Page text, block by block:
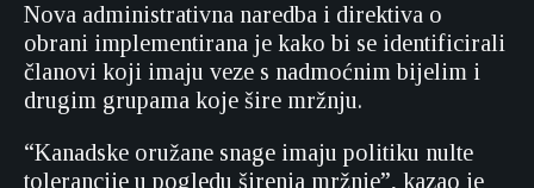
Nova administrativna naredba i direktiva o
obrani implementirana je kako bi se identificirali
članovi koji imaju veze s nadmoćnim bijelim i
drugim grupama koje šire mržnju.
“Kanadske oružane snage imaju politiku nulte
tolerancije u pogledu širenja mržnje”, kazao je